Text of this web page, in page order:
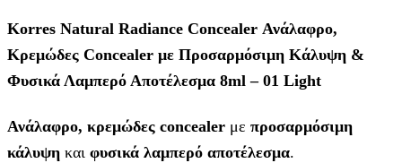
Korres Natural Radiance Concealer Ανάλαφρο,
Κρεμώδες Concealer με Προσαρμόσιμη Κάλυψη &
Φυσικά Λαμπερό Αποτέλεσμα 8ml – 01 Light
Ανάλαφρο, κρεμώδες concealer με προσαρμόσιμη
κάλυψη και φυσικά λαμπερό αποτέλεσμα.